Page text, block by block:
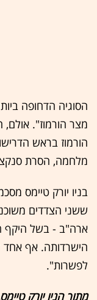
הסוגיה הדחופה
מצר הורמוז".
הורמוז בראש
מלחמה, הסרת
בניו יורק טיימס
ששני הצדדים
ארה"ב - בשל היקף
הישרדותה. אף
לפשרות".
מתוך הניו יורק